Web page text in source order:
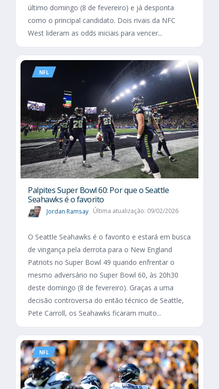
último domingo (8 de fevereiro) e já desponta
como o principal candidato. Dois rivais da NFC
West lideram as odds iniciais para vencer...
NFL
Palpites Super Bowl 60: Por que o Seattle
Seahawks é o favorito
Jordan Ramsay Última atualização: 09/02/2026
O Seattle Seahawks é o favorito e estará em busca
de vingança pela derrota para o New England
Patriots no Super Bowl 49 quando enfrentar o
mesmo adversário no Super Bowl 60, às 20h30
deste domingo (8 de fevereiro). Graças a uma
decisão controversa do então técnico de Seattle,
Pete Carroll, os Seahawks ficaram muito...
NFL